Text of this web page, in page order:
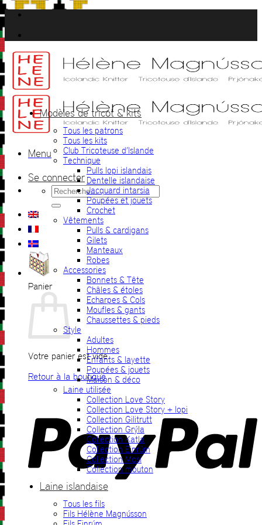
Passer
au
contenu
Menu
Se connecter
Recherche
pour :
Panier
Votre panier est vide.
Retour à la boutique
Modèles de tricot & kits
Tous les patrons
Tous les kits
Club Tricoteuse d’Islande
Technique
Pulls lopi islandais
Dentelle islandaise
Jacquard intarsia
Poupées et jouets
Crochet
Vêtements
Pulls & cardigans
Gilets
Manteaux
Robes
Accessories
Bonnets & Tête
Châles & étoles
Echarpes & Cols
Moufles & gants
Chaussettes & pieds
Style
Adultes
Hommes
Enfants & layette
Poupées & jouets
Maison & déco
Laine utilisée
Collection Love Story
Collection Love Story + lopi
Collection Gilitrutt
Collection Grýla
Collection Katla
Collection Einrúm
Collection Mosi
Collection mouton
Laine islandaise
Tous les fils
Fils Hélène Magnússon